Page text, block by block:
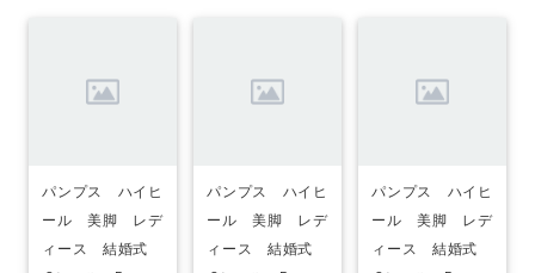
パンプス ハイヒ
ール 美脚 レデ
ィース 結婚式
パンプス ハイヒ
ール 美脚 レデ
ィース 結婚式
パンプス ハイヒ
ール 美脚 レデ
ィース 結婚式